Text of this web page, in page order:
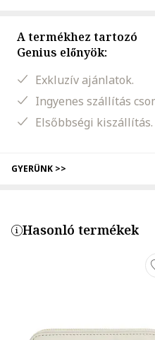
A termékhez tartozó
Genius előnyök:
Exkluzív ajánlatok.
Ingyenes szállítás
Elsőbbségi kiszállítás.
GYERÜNK >>
Hasonló termékek